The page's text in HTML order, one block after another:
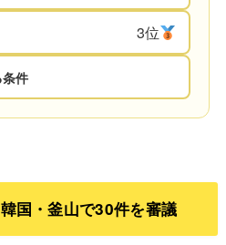
3位
件
国・釜山で30件を審議